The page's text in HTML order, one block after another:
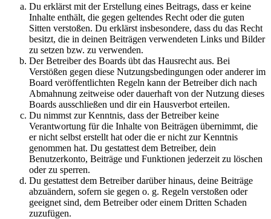
Du erklärst mit der Erstellung eines Beitrags, dass er keine
Inhalte enthält, die gegen geltendes Recht oder die guten
Sitten verstoßen. Du erklärst insbesondere, dass du das Recht
besitzt, die in deinen Beiträgen verwendeten Links und Bilder
zu setzen bzw. zu verwenden.
Der Betreiber des Boards übt das Hausrecht aus. Bei
Verstößen gegen diese Nutzungsbedingungen oder anderer im
Board veröffentlichten Regeln kann der Betreiber dich nach
Abmahnung zeitweise oder dauerhaft von der Nutzung dieses
Boards ausschließen und dir ein Hausverbot erteilen.
Du nimmst zur Kenntnis, dass der Betreiber keine
Verantwortung für die Inhalte von Beiträgen übernimmt, die
er nicht selbst erstellt hat oder die er nicht zur Kenntnis
genommen hat. Du gestattest dem Betreiber, dein
Benutzerkonto, Beiträge und Funktionen jederzeit zu löschen
oder zu sperren.
Du gestattest dem Betreiber darüber hinaus, deine Beiträge
abzuändern, sofern sie gegen o. g. Regeln verstoßen oder
geeignet sind, dem Betreiber oder einem Dritten Schaden
zuzufügen.